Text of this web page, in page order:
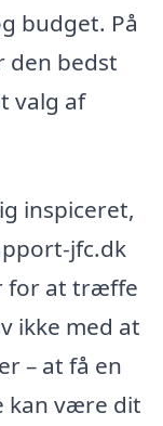
budget. På
den bedst
valg af
inspiceret,
jfc.dk
for at træffe
ikke med at
– at få en
kan være dit